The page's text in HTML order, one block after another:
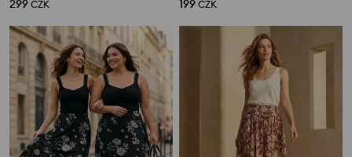
299 CZK 199 CZK